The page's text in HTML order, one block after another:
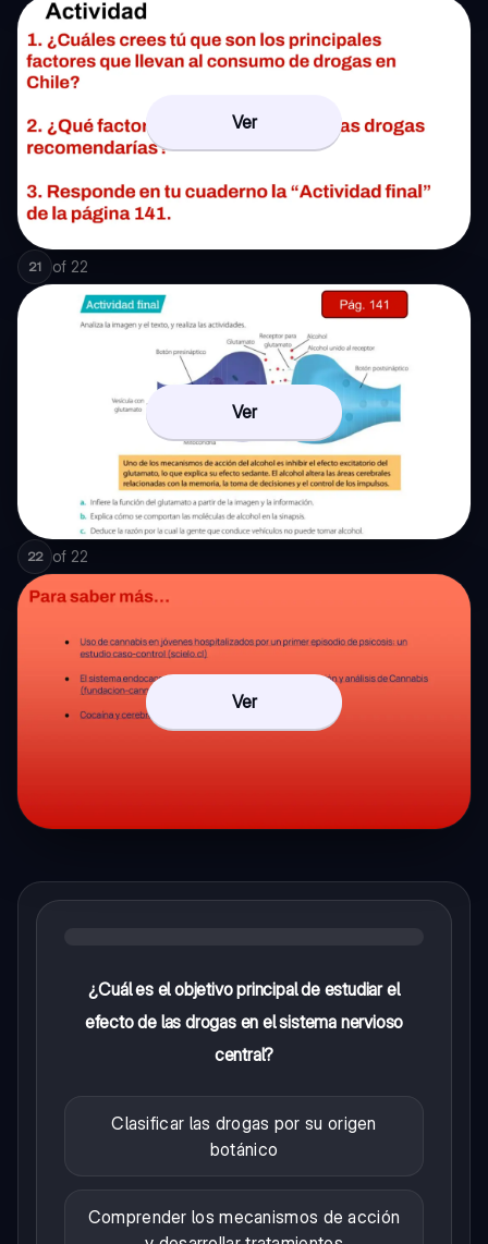
Ver
21 of 22
Ver
22 of 22
Ver
¿Cuál es el objetivo principal de estudiar el
efecto de las drogas en el sistema nervioso
central?
Clasificar las drogas por su origen
botánico
Comprender los mecanismos de acción